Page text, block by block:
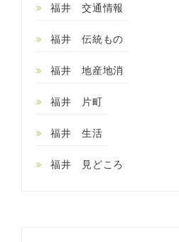
福井 交通情報
福井 伝統もの
福井 地産地消
福井 片町
福井 生活
福井 見どころ